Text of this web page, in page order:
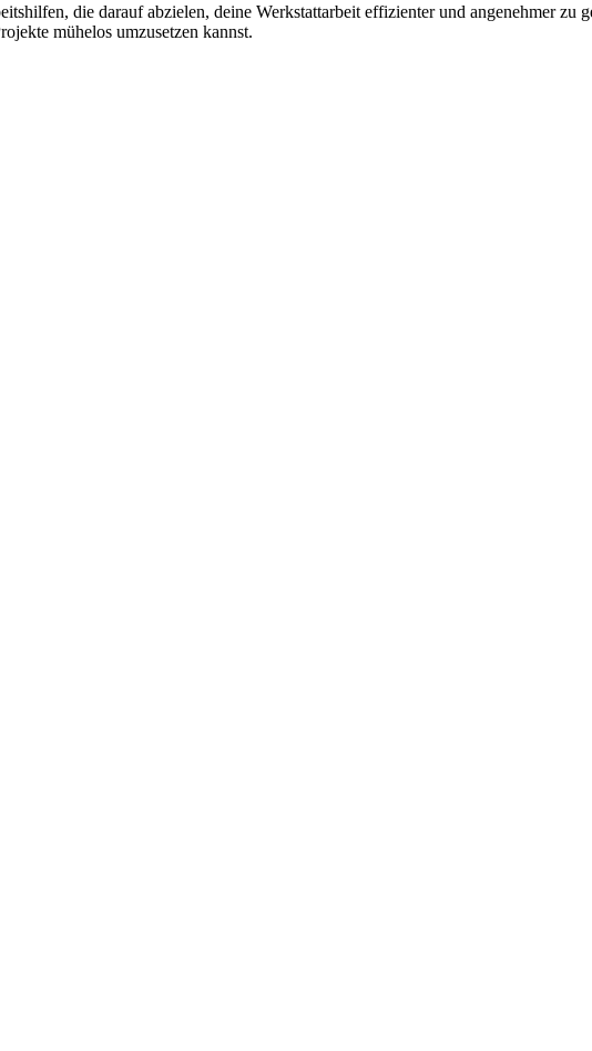
die darauf abzielen, deine Werkstattarbeit effizienter und angenehmer zu
mühelos umzusetzen kannst.